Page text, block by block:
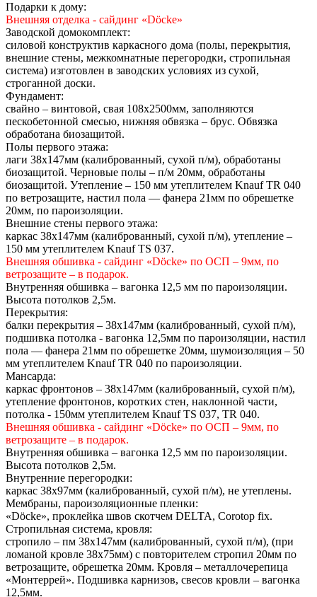
Подарки к дому:
Внешняя отделка - сайдинг «Döcke»
Заводской домокомплект:
силовой конструктив каркасного дома (полы, перекрытия,
внешние стены, межкомнатные перегородки, стропильная
система) изготовлен в заводских условиях из сухой,
строганной доски.
Фундамент:
свайно – винтовой, свая 108х2500мм, заполняются
пескобетонной смесью, нижняя обвязка – брус. Обвязка
обработана биозащитой.
Полы первого этажа:
лаги 38х147мм (калиброванный, сухой п/м), обработаны
биозащитой. Черновые полы – п/м 20мм, обработаны
биозащитой. Утепление – 150 мм утеплителем Knauf TR 040
по ветрозащите, настил пола — фанера 21мм по обрешетке
20мм, по пароизоляции.
Внешние стены первого этажа:
каркас 38х147мм (калиброванный, сухой п/м), утепление –
150 мм утеплителем Knauf TS 037.
Внешняя обшивка - сайдинг «Döcke» по ОСП – 9мм, по
ветрозащите – в подарок.
Внутренняя обшивка – вагонка 12,5 мм по пароизоляции.
Высота потолков 2,5м.
Перекрытия:
балки перекрытия – 38х147мм (калиброванный, сухой п/м),
подшивка потолка - вагонка 12,5мм по пароизоляции, настил
пола — фанера 21мм по обрешетке 20мм, шумоизоляция – 50
мм утеплителем Knauf TR 040 по пароизоляции.
Мансарда:
каркас фронтонов – 38х147мм (калиброванный, сухой п/м),
утепление фронтонов, коротких стен, наклонной части,
потолка - 150мм утеплителем Knauf TS 037, TR 040.
Внешняя обшивка - сайдинг «Döcke» по ОСП – 9мм, по
ветрозащите – в подарок.
Внутренняя обшивка – вагонка 12,5 мм по пароизоляции.
Высота потолков 2,5м.
Внутренние перегородки:
каркас 38х97мм (калиброванный, сухой п/м), не утеплены.
Мембраны, пароизоляционные пленки:
«Döcke», проклейка швов скотчем DELTA, Сorotop fix.
Стропильная система, кровля:
стропило – пм 38х147мм (калиброванный, сухой п/м), (при
ломаной кровле 38х75мм) с повторителем стропил 20мм по
ветрозащите, обрешетка 20мм. Кровля – металлочерепица
«Монтеррей». Подшивка карнизов, свесов кровли – вагонка
12,5мм.